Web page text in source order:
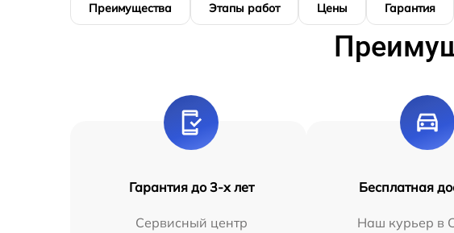
Преимущества Этапы работ Цены Гарантия
Гарантия до 3-х лет
Сервисный центр
Бесплатная
Наш курьер в